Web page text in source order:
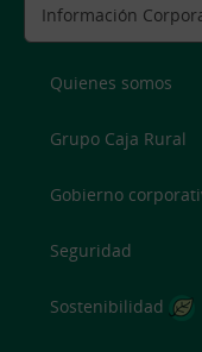
Quienes somos
Grupo Caja Rural
Gobierno
Seguridad
Sostenibilidad